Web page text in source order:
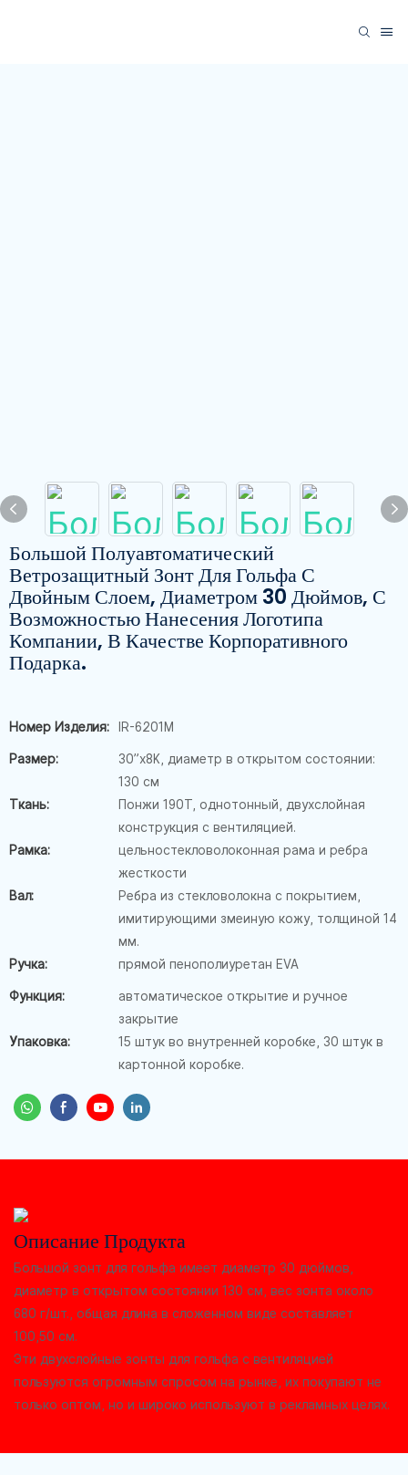
Большой Полуавтоматический
Ветрозащитный Зонт Для Гольфа С
Двойным Слоем, Диаметром 30 Дюймов, С
Возможностью Нанесения Логотипа
Компании, В Качестве Корпоративного
Подарка.
Номер Изделия: IR-6201M
Размер:
30”x8K, диаметр в открытом состоянии:
130 см
Ткань:
Понжи 190T, однотонный, двухслойная
конструкция с вентиляцией.
Рамка:
цельностекловолоконная рама и ребра
жесткости
Вал:
Ребра из стекловолокна с покрытием,
имитирующими змеиную кожу, толщиной 14
мм.
Ручка:
прямой пенополиуретан EVA
Функция:
автоматическое открытие и ручное
закрытие
Упаковка:
15 штук во внутренней коробке, 30 штук в
картонной коробке.
Описание Продукта
Большой зонт для гольфа имеет диаметр 30 дюймов,
диаметр в открытом состоянии 130 см, вес зонта около
680 г/шт., общая длина в сложенном виде составляет
100,50 см.
Эти двухслойные зонты для гольфа с вентиляцией
пользуются огромным спросом на рынке, их покупают не
только оптом, но и широко используют в рекламных целях.